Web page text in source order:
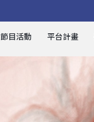
節目活動 平台計畫